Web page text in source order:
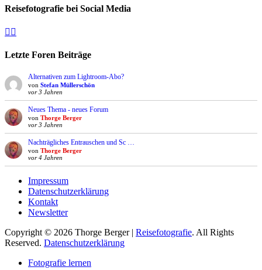
Reisefotografie bei Social Media
Facebook
Letzte Foren Beiträge
Alternativen zum Lightroom-Abo?
von Stefan Müllerschön
vor 3 Jahren
Neues Thema - neues Forum
von Thorge Berger
vor 3 Jahren
Nachträgliches Entrauschen und Sc …
von Thorge Berger
vor 4 Jahren
Impressum
Datenschutzerklärung
Kontakt
Newsletter
Copyright © 2026 Thorge Berger | Reisefotografie. All Rights
Reserved. Datenschutzerklärung
scrollenFotografie lernen